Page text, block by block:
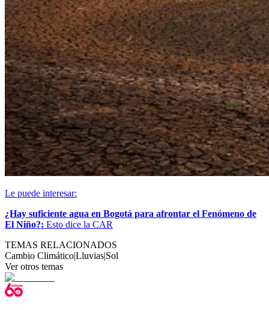
Le puede interesar:
¿Hay suficiente agua en Bogotá para afrontar el Fenómeno de
El Niño?: Esto dice la CAR
TEMAS RELACIONADOS
Cambio Climático|Lluvias|Sol
Ver otros temas